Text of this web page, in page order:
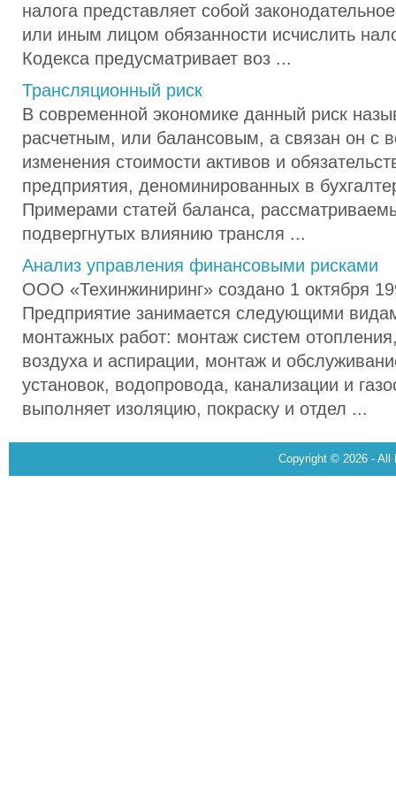
налога представляет собой
или иным лицом обязанности исчислить
Кодекса предусматривает воз ...
Трансляционный риск
В современной экономике данный риск
расчетным, или балансовым, а связан он с
изменения стоимости активов и
предприятия, деноминированных в
Примерами статей баланса,
подвергнутых влиянию трансля ...
Анализ управления финансовыми рисками
ООО «Техинжиниринг» создано 1 октября
Предприятие занимается следующими
монтажных работ: монтаж систем
воздуха и аспирации, монтаж и
установок, водопровода, канализации и
выполняет изоляцию, покраску и отдел ...
Copyright © 2026 - All